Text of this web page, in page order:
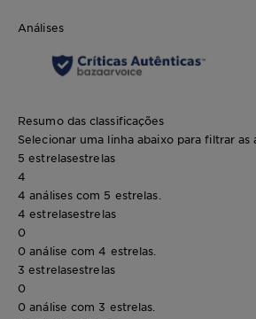
Análises
Resumo das classificações
Selecionar uma linha abaixo para filtrar as
5 estrelasestrelas
4
4 análises com 5 estrelas.
4 estrelasestrelas
0
0 análise com 4 estrelas.
3 estrelasestrelas
0
0 análise com 3 estrelas.